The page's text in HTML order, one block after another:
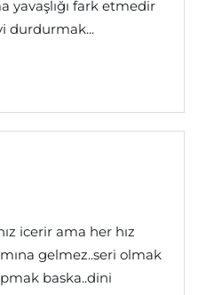
yavaşlığı fark etmedir
durdurmak...
icerir ama her hız
gelmez..seri olmak
baska..dini